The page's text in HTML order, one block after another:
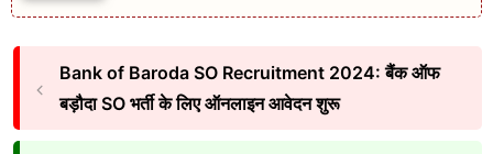
Bank of Baroda SO Recruitment 2024: बैंक ऑफ
बड़ौदा SO भर्ती के लिए ऑनलाइन आवेदन शुरू